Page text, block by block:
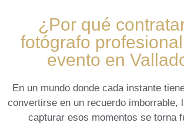
¿Por qué
fotógrafo
evento en
En un mundo ⁣donde cada instante
convertirse⁣ en un ‌recuerdo imborrable,
capturar esos momentos se torna​